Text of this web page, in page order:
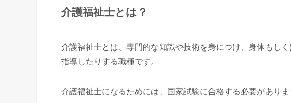
介護福祉士とは？
介護福祉士とは、専門的な知識や技術を身につけ、身体もし
指導したりする職種です。
介護福祉士になるためには、国家試験に合格する必要がありま